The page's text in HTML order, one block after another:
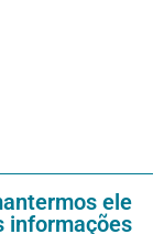
ele
informações